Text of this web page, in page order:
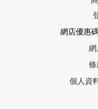
網店優惠
個人資